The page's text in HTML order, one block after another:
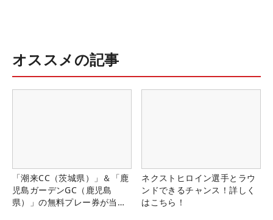
オススメの記事
「潮来CC（茨城県）」＆「鹿
児島ガーデンGC（鹿児島
県）」の無料プレー券が当た
ネクストヒロイン選手とラウ
ンドできるチャンス！詳しく
はこちら！